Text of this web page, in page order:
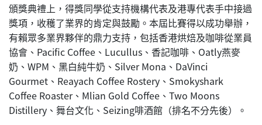
頒獎典禮上，得獎同學從支持機構代表及港專代表手中接過
獎項，收穫了業界的肯定與鼓勵。本屆比賽得以成功舉辦，
有賴眾多業界夥伴的鼎力支持，包括香港烘焙及咖啡從業員
協會、Pacific Coffee、Lucullus、香記咖啡、Oatly燕麥
奶、WPM、黑白純牛奶、Silver Mona、DaVinci
Gourmet、Reayach Coffee Rostery、Smokyshark
Coffee Roaster、Mlian Gold Coffee、Two Moons
Distillery、舞台文化、Seizing啡酒館（排名不分先後）。